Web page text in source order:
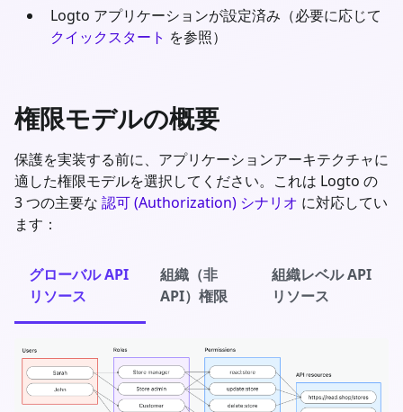
Logto アプリケーションが設定済み（必要に応じて
クイックスタート を参照）
権限モデルの概要
保護を実装する前に、アプリケーションアーキテクチャに
適した権限モデルを選択してください。これは Logto の
3 つの主要な 認可 (Authorization) シナリオ に対応してい
ます：
グローバル API
リソース
組織（非
API）権限
組織レベル API
リソース